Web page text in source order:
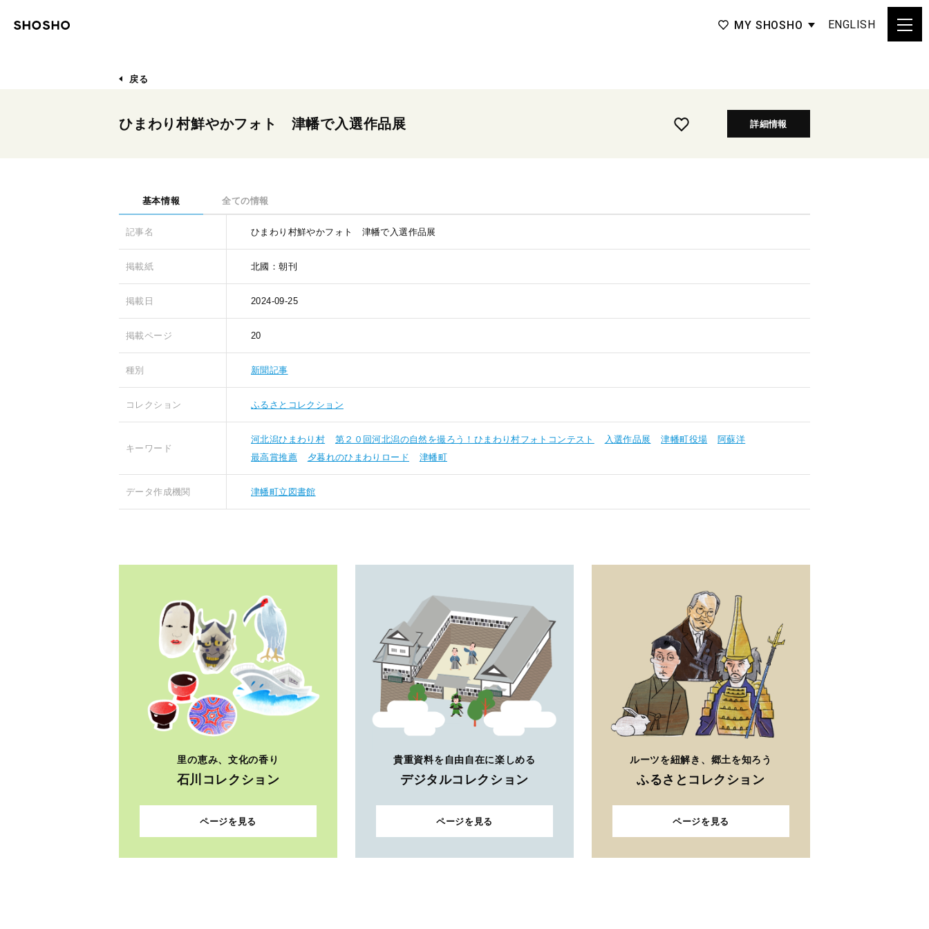
MY SHOSHO ENGLISH
戻る
ひまわり村鮮やかフォト 津幡で入選作品展 詳細情報
基本情報 全ての情報
記事名 ひまわり村鮮やかフォト 津幡で入選作品展
掲載紙 北國：朝刊
掲載日 2024-09-25
掲載ページ 20
種別 新聞記事
コレクション ふるさとコレクション
キーワード
河北潟ひまわり村 第２０回河北潟の自然を撮ろう！ひまわり村フォトコンテスト 入選作品展 津幡町役場
阿蘇洋
最高賞推薦
夕暮れのひまわりロード 津幡町
データ作成機関 津幡町立図書館
里の恵み、文化の香り
石川コレクション
ページを見る
貴重資料を自由自在に楽しめる
デジタルコレクション
ページを見る
ルーツを紐解き、郷土を知ろう
ふるさとコレクション
ページを見る